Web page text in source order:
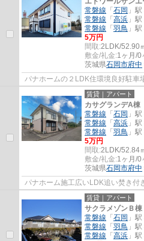
常磐線 「 石岡 」
常磐線 「 高浜 」
常磐線 「 羽鳥 」
5万円
間取:2LDK/52.90
敷金/礼金:1ヶ月/0
茨城県石岡市府中
パナホームの２LDK住環境良好駐車
賃貸｜アパート
カサグランデA棟
常磐線 「 石岡 」
常磐線 「 高浜 」
常磐線 「 羽鳥 」
5万円
間取:2LDK/52.84
敷金/礼金:1ヶ月/0
茨城県石岡市府中
パナホーム施工広いLDK追い焚き付
賃貸｜アパート
サクラメゾンＢ棟
常磐線 「 石岡 」
常磐線 「 羽鳥 」
常磐線 「 高浜 」